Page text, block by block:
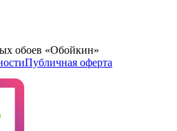
обоев «Обойкин»
Публичная оферта